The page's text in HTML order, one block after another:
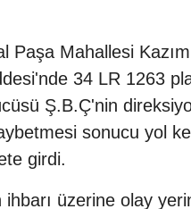
Paşa Mahallesi Kazım
34 LR 1263
Ş.B.Ç'nin
sonucu yol
girdi.
üzerine olay